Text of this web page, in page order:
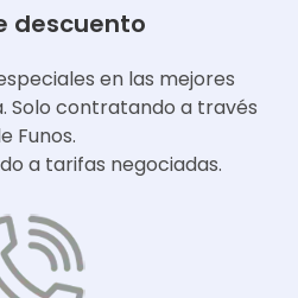
descuento
en las mejores
Solo contratando a través
Funos.
a tarifas negociadas.